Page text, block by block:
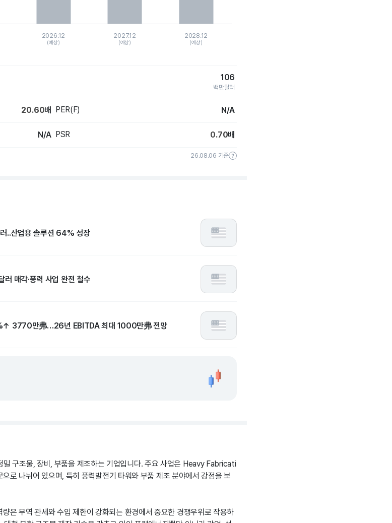
2026.12
(예상)
2027.12
(예상)
2028.12
(예상)
106
백만달러
20.60배 PER(F) N/A
N/A PSR 0.70배
26.08.06 기준
..산업용 솔루션 64% 성장
매각·풍력 사업 완전 철수
3770만弗…26년 EBITDA 최대 1000만弗 전망
밀 구조물, 장비, 부품을 제조하는 기업입니다. 주요 사업은 Heavy Fabricati
로 나뉘어 있으며, 특히 풍력발전기 타워와 부품 제조 분야에서 강점을 보
은 무역 관세와 수입 제한이 강화되는 환경에서 중요한 경쟁우위로 작용하